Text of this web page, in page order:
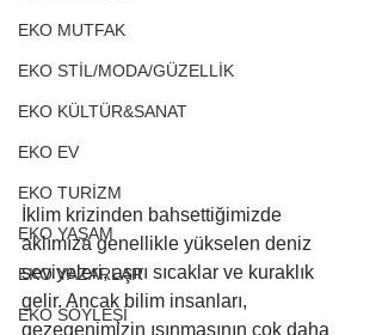
EKO MUTFAK
EKO STİL/MODA/GÜZELLİK
EKO KÜLTÜR&SANAT
EKO EV
EKO TURİZM
EKO YAŞAM
EKO YAZARLAR
EKO SÖYLEŞİ
İklim krizinden bahsettiğimizde
aklımıza genellikle yükselen deniz
seviyeleri, aşırı sıcaklar ve kuraklık
gelir. Ancak bilim insanları,
gezegenimizin ısınmasının çok daha